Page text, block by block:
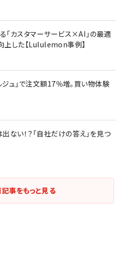
「カスタマーサービス×AI」の最適
した【Lululemon事例】
ュ」で注文額17％増。買い物体験
ない！？「自社だけの答え」を見つ
事をもっと見る